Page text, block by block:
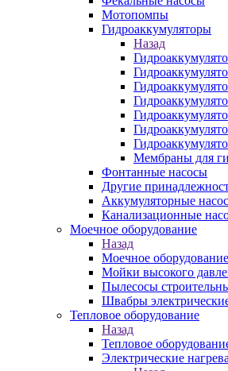
Мотопомпы
Гидроаккумуляторы
Назад
Мембраны для
Фонтанные насосы
Другие
Аккумуляторные
Канализационные
Моечное оборудование
Назад
Моечное оборудование
Мойки высокого
Пылесосы
Швабры
Тепловое оборудование
Назад
Тепловое
Электрические